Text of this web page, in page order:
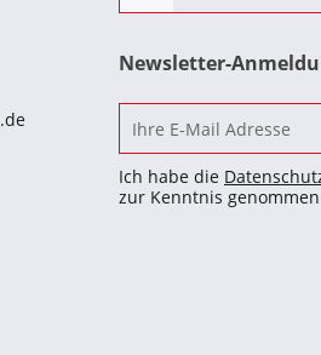
Newsletter-
Ich habe die
zur Kenntnis